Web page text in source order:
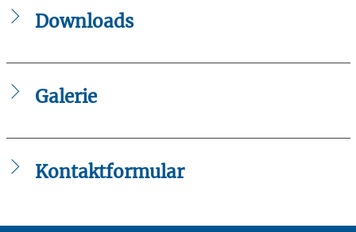
Sozialpsychiatrische Angebote ASP • Hamburg-Süderelbe
Sozialpsychiatrische Angebote ASP • Hamburg-West
(WMAs) • Hamburg-Altona
(WMAs) • Hamburg-Rahlstedt
Downloads
Galerie
Kontaktformular
Pflichtfelder.